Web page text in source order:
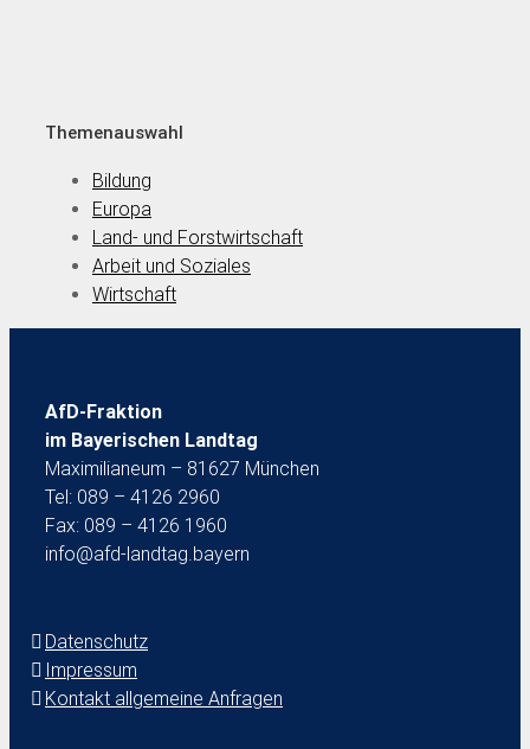
Themenauswahl
Bildung
Europa
Land- und Forstwirtschaft
Arbeit und Soziales
Wirtschaft
AfD-Fraktion
im Bayerischen Landtag
Maximilianeum – 81627 München
Tel: 089 – 4126 2960
Fax: 089 – 4126 1960
info@afd-landtag.bayern
Datenschutz
Impressum
Kontakt allgemeine Anfragen